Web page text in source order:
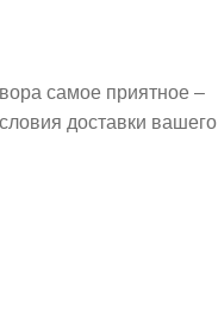
самое приятное –
доставки вашего